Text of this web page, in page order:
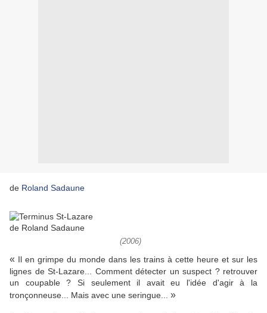
de Roland Sadaune
(2006)
« Il en grimpe du monde dans les trains à cette heure et sur les
lignes de St-Lazare... Comment détecter un suspect ? retrouver
un coupable ? Si seulement il avait eu l'idée d'agir à la
tronçonneuse... Mais avec une seringue... »